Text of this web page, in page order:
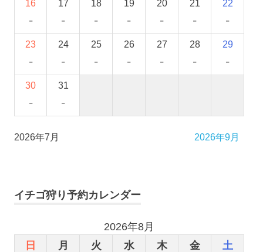
16
-
17
-
18
-
19
-
20
-
21
-
22
-
23
-
24
-
25
-
26
-
27
-
28
-
29
-
30
-
31
-
2026年7月 2026年9月
イチゴ狩り予約カレンダー
2026年8月
日
月 火 水 木 金 土